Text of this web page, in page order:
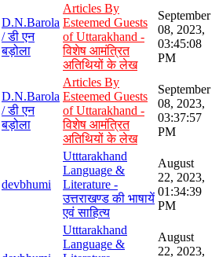
D.N.Barola
/ डी एन
बड़ोला
Articles By
Esteemed Guests
of Uttarakhand -
विशेष आमंत्रित
अतिथियों के लेख
September
08, 2023,
03:45:08
PM
D.N.Barola
/ डी एन
बड़ोला
Articles By
Esteemed Guests
of Uttarakhand -
विशेष आमंत्रित
अतिथियों के लेख
September
08, 2023,
03:37:57
PM
devbhumi
Utttarakhand
Language &
Literature -
उत्तराखण्ड की भाषायें
एवं साहित्य
August
22, 2023,
01:34:39
PM
Utttarakhand
Language &
August
22, 2023,